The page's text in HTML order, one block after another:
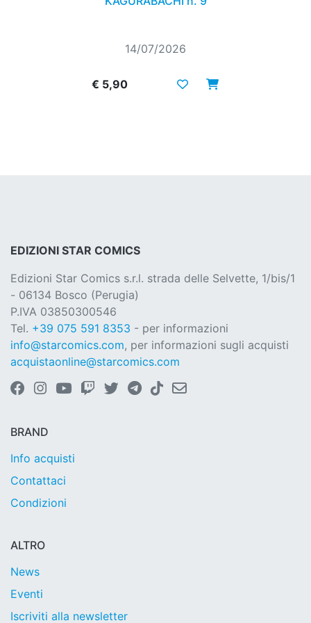
14/07/2026
€ 5,90
EDIZIONI STAR COMICS
Edizioni Star Comics s.r.l. strada delle Selvette, 1/bis/1
- 06134 Bosco (Perugia)
P.IVA 03850300546
Tel. +39 075 591 8353 - per informazioni
info@starcomics.com, per informazioni sugli acquisti
acquistaonline@starcomics.com
BRAND
Info acquisti
Contattaci
Condizioni
ALTRO
News
Eventi
Iscriviti alla newsletter